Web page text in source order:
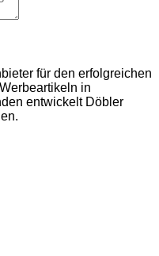
für den erfolgreichen
in
entwickelt Döbler